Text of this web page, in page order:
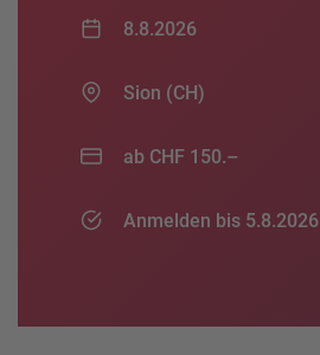
8.8.2026
Sion (CH)
ab CHF 150.–
Anmelden bis 5.8.2026